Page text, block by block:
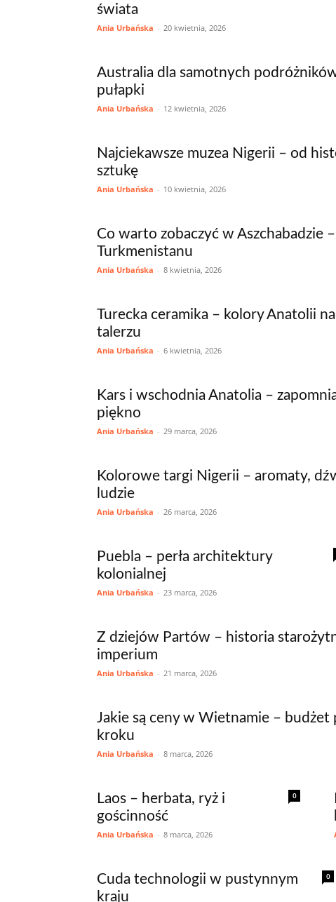
świata
Ania Urbańska - 20 kwietnia, 2026
Australia dla samotnych
pułapki
Ania Urbańska - 12 kwietnia, 2026
Najciekawsze muzea Nigerii – od
sztukę
Ania Urbańska - 10 kwietnia, 2026
Co warto zobaczyć w Aszchabadzie
Turkmenistanu
Ania Urbańska - 8 kwietnia, 2026
Turecka ceramika – kolory Anatolii na
talerzu
Ania Urbańska - 6 kwietnia, 2026
Kars i wschodnia Anatolia –
piękno
Ania Urbańska - 29 marca, 2026
Kolorowe targi Nigerii – aromaty,
ludzie
Ania Urbańska - 26 marca, 2026
Puebla – perła architektury
kolonialnej
Ania Urbańska - 23 marca, 2026
Z dziejów Partów – historia
imperium
Ania Urbańska - 21 marca, 2026
Jakie są ceny w Wietnamie –
kroku
Ania Urbańska - 8 marca, 2026
0
Laos – herbata, ryż i
gościnność
Ania Urbańska - 8 marca, 2026
0
Cuda technologii w pustynnym
kraju